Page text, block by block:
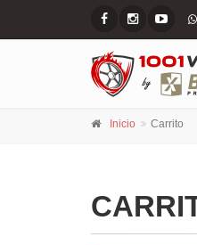
Inicio Carrito